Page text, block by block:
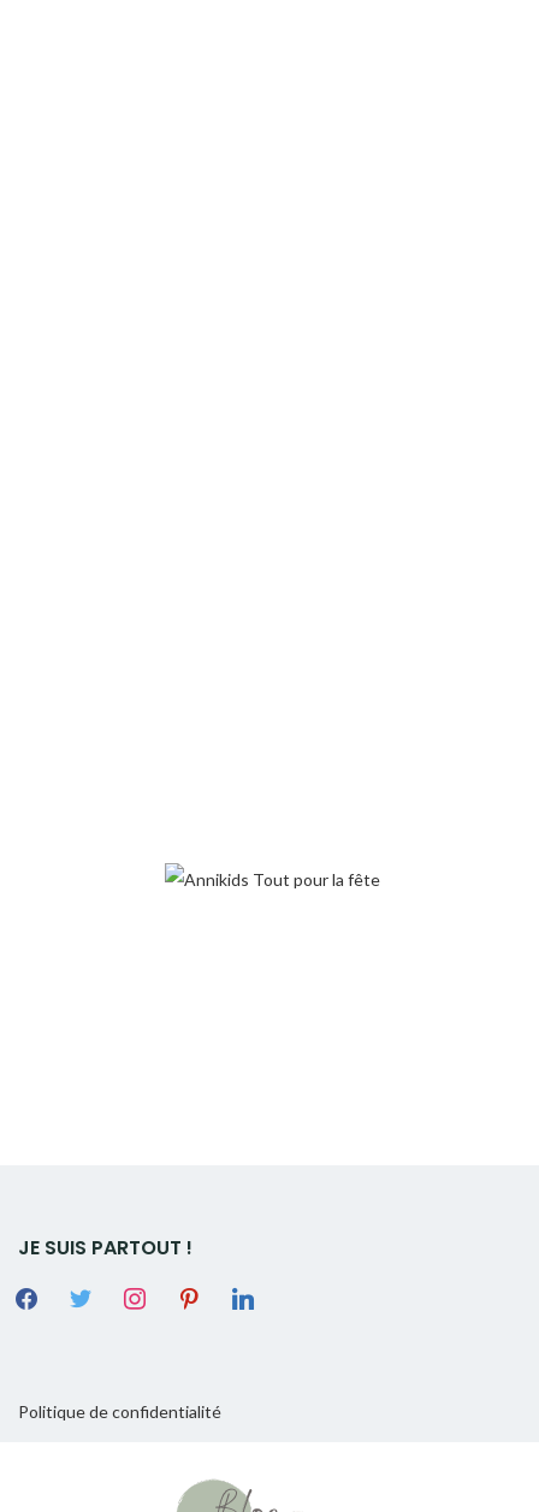
JE SUIS PARTOUT !
Politique de confidentialité